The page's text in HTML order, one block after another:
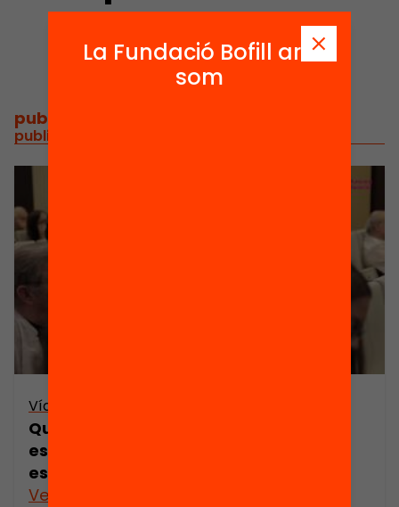
publicacions i vídeos
publicacions i vídeos relacionats
Vídeo
Quines beques motivarien els joves a
estudiar i reduirien l’abandonament
escolar?
Veure’n més
La Fundació Bofill ara
som